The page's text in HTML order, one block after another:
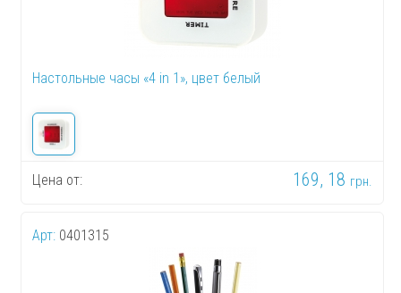
Настольные часы «4 in 1», цвет белый
Цена от: 169, 18 грн.
Арт: 0401315